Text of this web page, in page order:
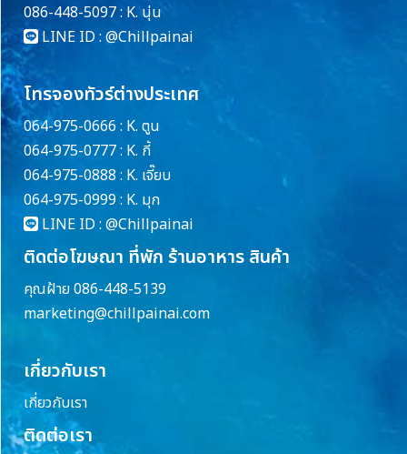
086-448-5097 : K. นุ่น
LINE ID : @Chillpainai
โทรจองทัวร์ต่างประเทศ
064-975-0666 : K. ตูน
064-975-0777 : K. กี้
064-975-0888 : K. เจี๊ยบ
064-975-0999 : K. มุก
LINE ID : @Chillpainai
ติดต่อโฆษณา ที่พัก ร้านอาหาร สินค้า
คุณฝ้าย 086-448-5139
marketing@chillpainai.com
เกี่ยวกับเรา
เกี่ยวกับเรา
ติดต่อเรา